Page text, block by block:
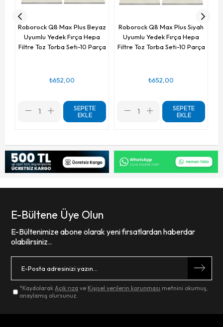
Roborock Q8 Max Plus Beyaz
Uyumlu Yedek Fırça Hepa
Filtre Toz Torba Seti-10 Parça
₺652,00
SEPETE
EKLE
Roborock Q8 Max Plus Siyah
Uyumlu Yedek Fırça Hepa
Filtre Toz Torba Seti-10 Parça
₺652,00
SEPETE
EKLE
E-Bültene Üye Olun
E-Bültenimize abone olarak yeni fırsatlardan haberdar
olabilirsiniz..
*KaydolarakAçık rıza ve Kişisel verilerin korunması metnini okumuş,
onaylamış olursunuz.